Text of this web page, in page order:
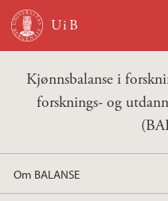
Hopp til hovedinnhold
Kjønnsbalanse i
forsknings- og
Om BALANSE